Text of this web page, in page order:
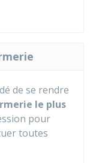
de se rendre
le plus
pour
toutes